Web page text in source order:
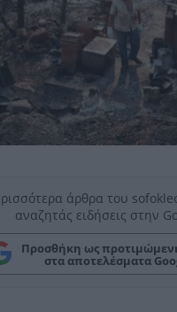
άρθρα του
αναζητάς ειδήσεις στην
Προσθήκη ως
στα αποτελέσματα